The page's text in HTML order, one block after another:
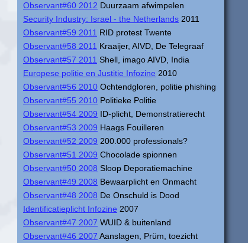
Observant#60 2012 Duurzaam afwimpelen
Security Industry: Israel - the Netherlands 2011
Observant#59 2011 RID protest Twente
Observant#58 2011 Kraaijer, AIVD, De Telegraaf
Observant#57 2011 Shell, imago AIVD, India
Europese politie en Justitie Infozine 2010
Observant#56 2010 Ochtendgloren, politie phishing
Observant#55 2010 Politieke Politie
Observant#54 2009 ID-plicht, Demonstratierecht
Observant#53 2009 Haags Fouilleren
Observant#52 2009 200.000 professionals?
Observant#51 2009 Chocolade spionnen
Observant#50 2008 Sloop Deporatiemachine
Observant#49 2008 Bewaarplicht en Onmacht
Observant#48 2008 De Onschuld is Dood
Identificatieplicht Infozine 2007
Observant#47 2007 WUID & buitenland
Observant#46 2007 Aanslagen, Prüm, toezicht